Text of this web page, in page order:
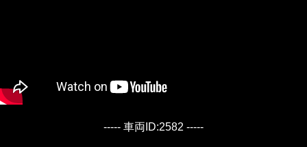
----- 車両ID:2582 -----